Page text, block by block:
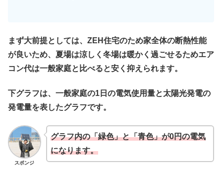
まず大前提としては、ZEH住宅のため家全体の断熱性能
が良いため、夏場は涼しく冬場は暖かく過ごせるためエア
コン代は一般家庭と比べると安く抑えられます。
下グラフは、一般家庭の1日の電気使用量と太陽光発電の
発電量を表したグラフです。
スポンジ
グラフ内の「緑色」と「青色」が0円の電気
になります。